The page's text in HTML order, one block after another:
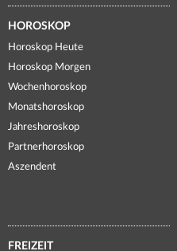
HOROSKOP
Horoskop Heute
Horoskop Morgen
Wochenhoroskop
Monatshoroskop
Jahreshoroskop
Partnerhoroskop
Aszendent
FREIZEIT